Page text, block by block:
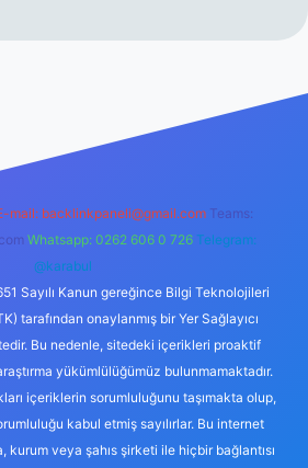
mail: backlinkpaneli@gmail.com Teams:
Whatsapp: 0262 606 0 726 Telegram:
@karabul
Sayılı Kanun gereğince Bilgi Teknolojileri
tarafından onaylanmış bir Yer Sağlayıcı
Bu nedenle, sitedeki içerikleri proaktif
yükümlülüğümüz bulunmamaktadır.
içeriklerin sorumluluğunu taşımakta olup,
kabul etmiş sayılırlar. Bu internet
kurum veya şahıs şirketi ile hiçbir bağlantısı